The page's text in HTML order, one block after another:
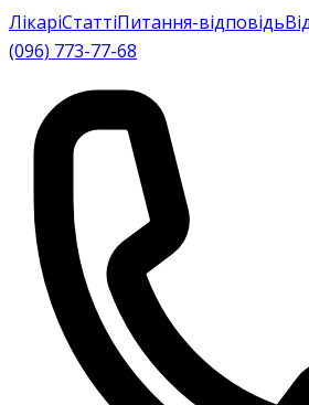
ЛікаріСтаттіПитання-відповідь
(096) 773-77-68